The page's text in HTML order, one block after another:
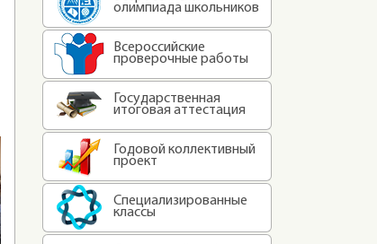
олимпиада школьников
Всероссийские
проверочные работы
Государственная
итоговая аттестация
Годовой коллективный
проект
Специализированные
классы